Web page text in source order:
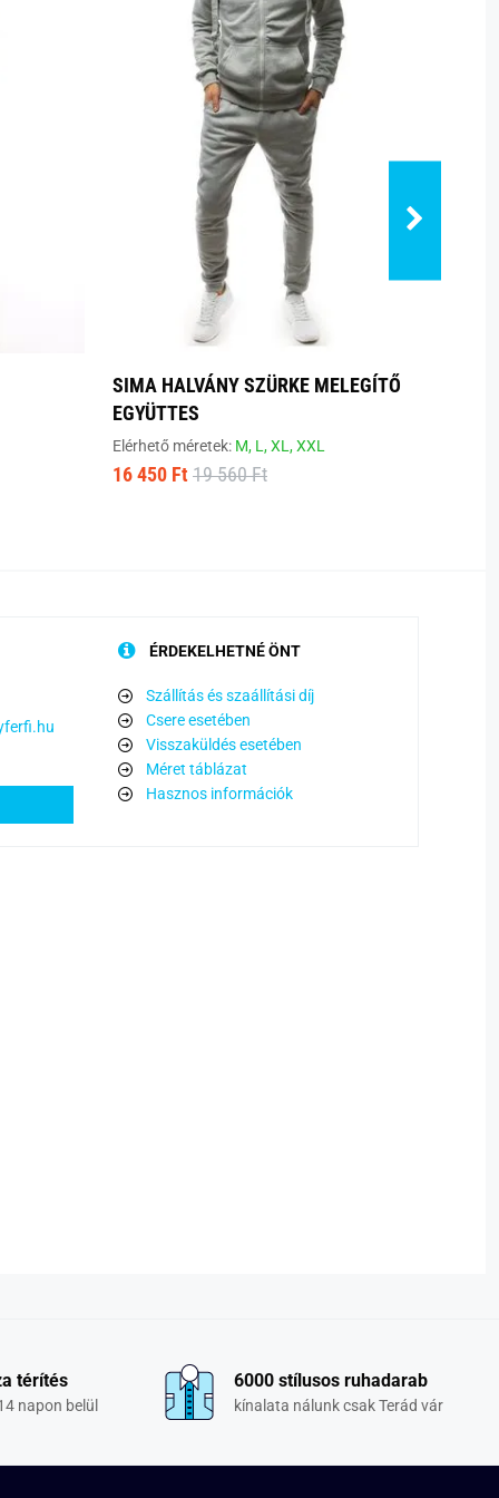
SIMA HALVÁNY SZÜRKE MELEGÍTŐ
EGYÜTTES
Elérhető méretek: M, L,XL,XXL
16 450 Ft 19 560 Ft
ÉRDEKELHETNÉ ÖNT
Szállítás és szaállítási díj
Csere esetében
Visszaküldés esetében
Méret táblázat
Hasznos információk
térítés
napon belül
6000 stílusos ruhadarab
kínalata nálunk csak Terád vár